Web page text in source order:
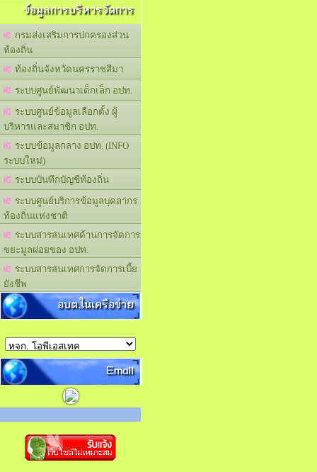
ข้อมูลการบริหารจัดการ
กรมส่งเสริมการปกครองส่วน
ท้องถิ่น
ท้องถิ่นจังหวัดนครราชสีมา
ระบบศูนย์พัฒนาเด็กเล็ก อปท.
ระบบศูนย์ข้อมูลเลือกตั้ง ผู้
บริหารและสมาชิก อปท.
ระบบข้อมูลกลาง อปท. (INFO
ระบบใหม่)
ระบบบันทึกบัญชีท้องถิ่น
ระบบศูนย์บริการข้อมูลบุคลากร
ท้องถิ่นแห่งชาติ
ระบบสารสนเทศด้านการจัดการ
ขยะมูลฝอยของ อปท.
ระบบสารสนเทศการจัดการเบี้ย
ยังชีพ
อบต.ในเครือข่าย
Email